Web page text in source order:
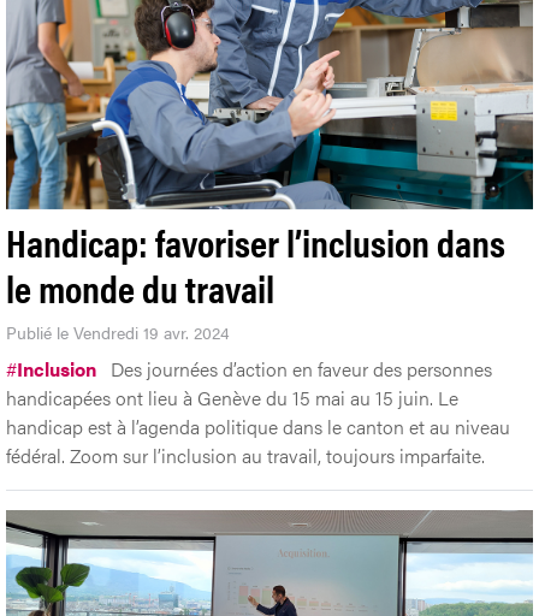
Handicap: favoriser l’inclusion dans
le monde du travail
Publié le Vendredi 19 avr. 2024
#Inclusion Des journées d’action en faveur des personnes
handicapées ont lieu à Genève du 15 mai au 15 juin. Le
handicap est à l’agenda politique dans le canton et au niveau
fédéral. Zoom sur l’inclusion au travail, toujours imparfaite.